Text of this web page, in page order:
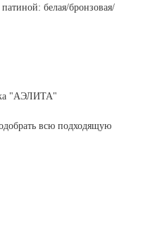
белая/бронзовая/
"АЭЛИТА"
всю подходящую